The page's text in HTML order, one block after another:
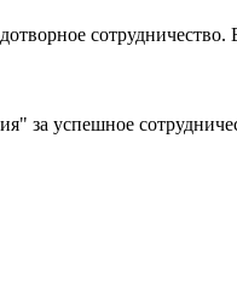
сотрудничество.
за успешное